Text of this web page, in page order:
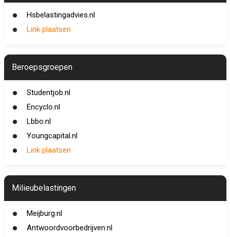
Hsbelastingadvies.nl
Link plaatsen
Beroepsgroepen
Studentjob.nl
Encyclo.nl
Lbbo.nl
Youngcapital.nl
Link plaatsen
Milieubelastingen
Meijburg.nl
Antwoordvoorbedrijven.nl